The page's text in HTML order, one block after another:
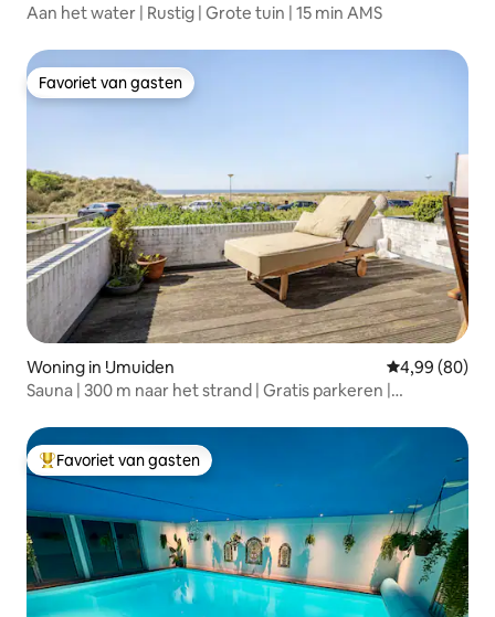
Aan het water | Rustig | Grote tuin | 15 min AMS
Favoriet van gasten
Favoriet van gasten
Woning in IJmuiden Gemiddelde
4,99 (80)
Sauna | 300 m naar het strand | Gratis parkeren |
Topfavoriet van gasten
Favoriet van gasten